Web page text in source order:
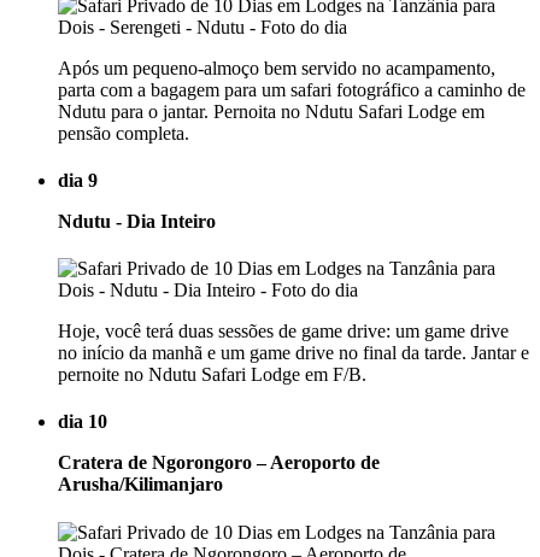
Após um pequeno-almoço bem servido no acampamento,
parta com a bagagem para um safari fotográfico a caminho de
Ndutu para o jantar. Pernoita no Ndutu Safari Lodge em
pensão completa.
dia 9
Ndutu - Dia Inteiro
Hoje, você terá duas sessões de game drive: um game drive
no início da manhã e um game drive no final da tarde. Jantar e
pernoite no Ndutu Safari Lodge em F/B.
dia 10
Cratera de Ngorongoro – Aeroporto de
Arusha/Kilimanjaro